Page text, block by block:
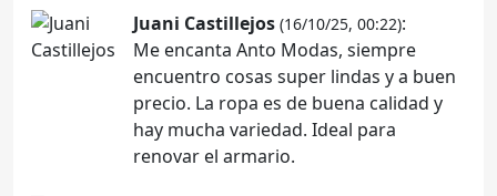
Juani Castillejos (16/10/25, 00:22):
Me encanta Anto Modas, siempre
encuentro cosas super lindas y a buen
precio. La ropa es de buena calidad y
hay mucha variedad. Ideal para
renovar el armario.